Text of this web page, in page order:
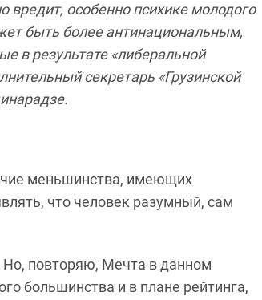
вредит, особенно психике молодого
быть более антинациональным,
в результате «либеральной
секретарь «Грузинской
меньшинства, имеющих
что человек разумный, сам
Но, повторяю, Мечта в данном
большинства и в плане рейтинга,